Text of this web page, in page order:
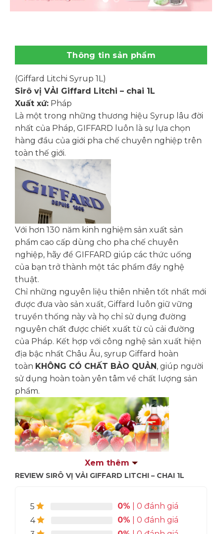
Thông tin sản phẩm
(Giffard Litchi Syrup 1L)
Sirô vị VẢI Giffard Litchi – chai 1L
Xuất xứ:Pháp
Là một trong những thương hiệu Syrup lâu đời
nhất của Pháp, GIFFARD luôn là sự lựa chọn
hàng đầu của giới pha chế chuyên nghiệp trên
toàn thế giới.
Với hơn 130 năm kinh nghiệm sản xuất sản
phẩm cao cấp dùng cho pha chế chuyên
nghiệp, hãy để GIFFARD giúp các thức uống
của bạn trở thành một tác phẩm đầy nghệ
thuật.
Chỉ những nguyên liệu thiên nhiên tốt nhất mới
được đưa vào sản xuất, Giffard luôn giữ vững
truyền thống này và họ chỉ sử dụng đường
nguyên chất được chiết xuất từ củ cải đường
của Pháp. Kết hợp với công nghệ sản xuất hiện
địa bậc nhất Châu Âu, syrup Giffard hoàn
toàn KHÔNG CÓ CHẤT BẢO QUẢN, giúp người
sử dụng hoàn toàn yên tâm về chất lượng sản
phẩm.
Với hơn 70 hương vị syrup từ các hương vị cổ
điển như Dâu, Đào, Vanilla, Caramel … đến các
Kẹo bông gòn, Hoa Bergamot …, Syrup GIFFARD
mang đến cho bạn sự sáng tạo không giới hạn
trong pha chế:
Xem thêm
REVIEW SIRÔ VỊ VẢI GIFFARD LITCHI – CHAI 1L
5 0% | 0 đánh giá
4
0% | 0 đánh giá